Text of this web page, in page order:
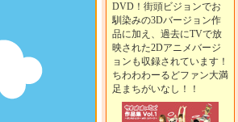
DVD！街頭ビジョンでお
馴染みの3Dバージョン作
品に加え、過去にTVで放
映された2Dアニメバージ
ョンも収録されています！
ちわわわーるどファン大満
足まちがいなし！！